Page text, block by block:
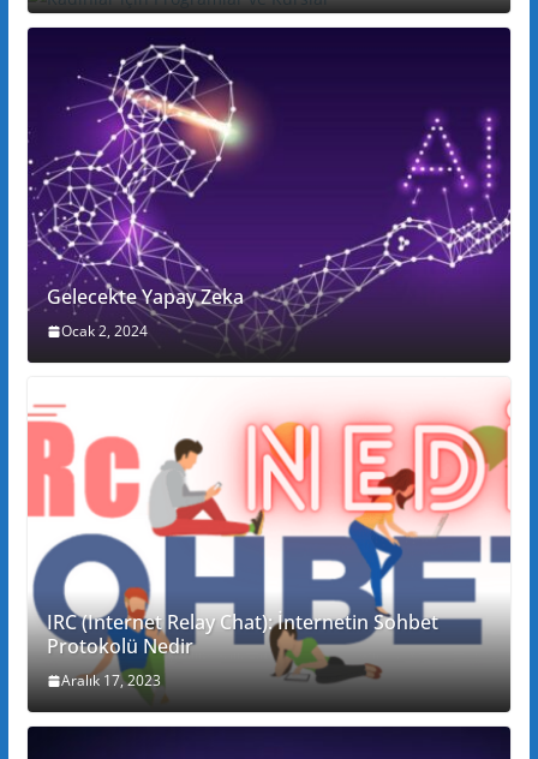
Gelecekte Yapay Zeka
Ocak 2, 2024
IRC (Internet Relay Chat): İnternetin Sohbet
Protokolü Nedir
Aralık 17, 2023